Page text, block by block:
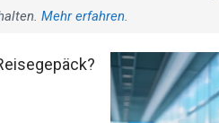
Mehr erfahren.